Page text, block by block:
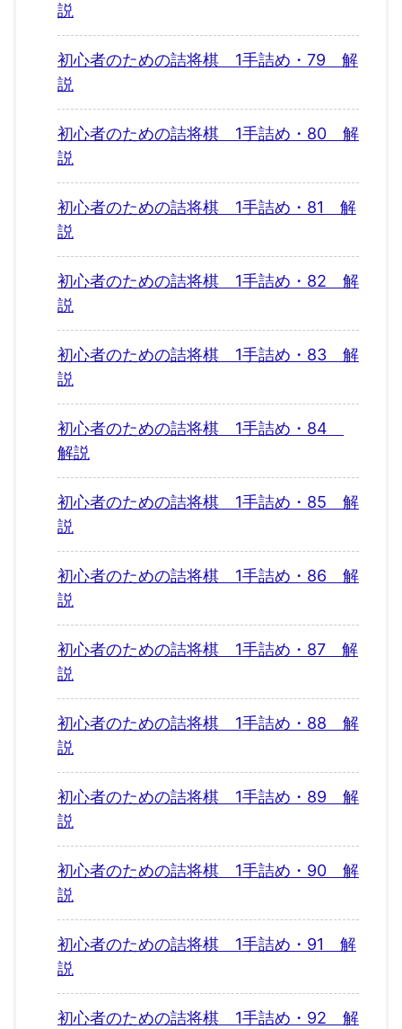
説
初心者のための詰将棋 1手詰め・79 解
説
初心者のための詰将棋 1手詰め・80 解
説
初心者のための詰将棋 1手詰め・81 解
説
初心者のための詰将棋 1手詰め・82 解
説
初心者のための詰将棋 1手詰め・83 解
説
初心者のための詰将棋 1手詰め・84
解説
初心者のための詰将棋 1手詰め・85 解
説
初心者のための詰将棋 1手詰め・86 解
説
初心者のための詰将棋 1手詰め・87 解
説
初心者のための詰将棋 1手詰め・88 解
説
初心者のための詰将棋 1手詰め・89 解
説
初心者のための詰将棋 1手詰め・90 解
説
初心者のための詰将棋 1手詰め・91 解
説
初心者のための詰将棋 1手詰め・92 解